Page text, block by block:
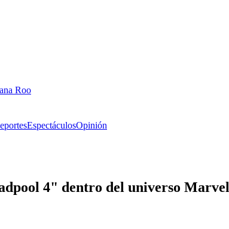
Roo
EspectáculosOpinión
4" dentro del universo Marvel